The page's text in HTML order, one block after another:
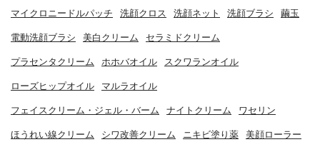
マイクロニードルパッチ 洗顔クロス 洗顔ネット 洗顔ブラシ 繭玉
電動洗顔ブラシ 美白クリーム セラミドクリーム
プラセンタクリーム ホホバオイル スクワランオイル
ローズヒップオイル マルラオイル
フェイスクリーム・ジェル・バーム ナイトクリーム ワセリン
ほうれい線クリーム シワ改善クリーム ニキビ塗り薬 美顔ローラー